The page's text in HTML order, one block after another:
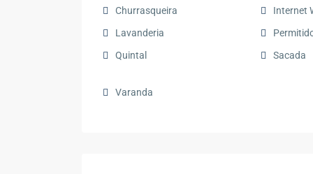
Churrasqueira
Internet
Lavanderia
Quintal
Sacada
Varanda